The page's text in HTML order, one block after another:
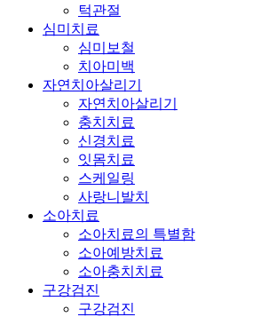
턱관절
심미치료
심미보철
치아미백
자연치아살리기
자연치아살리기
충치치료
신경치료
잇몸치료
스케일링
사랑니발치
소아치료
소아치료의 특별함
소아예방치료
소아충치치료
구강검진
구강검진